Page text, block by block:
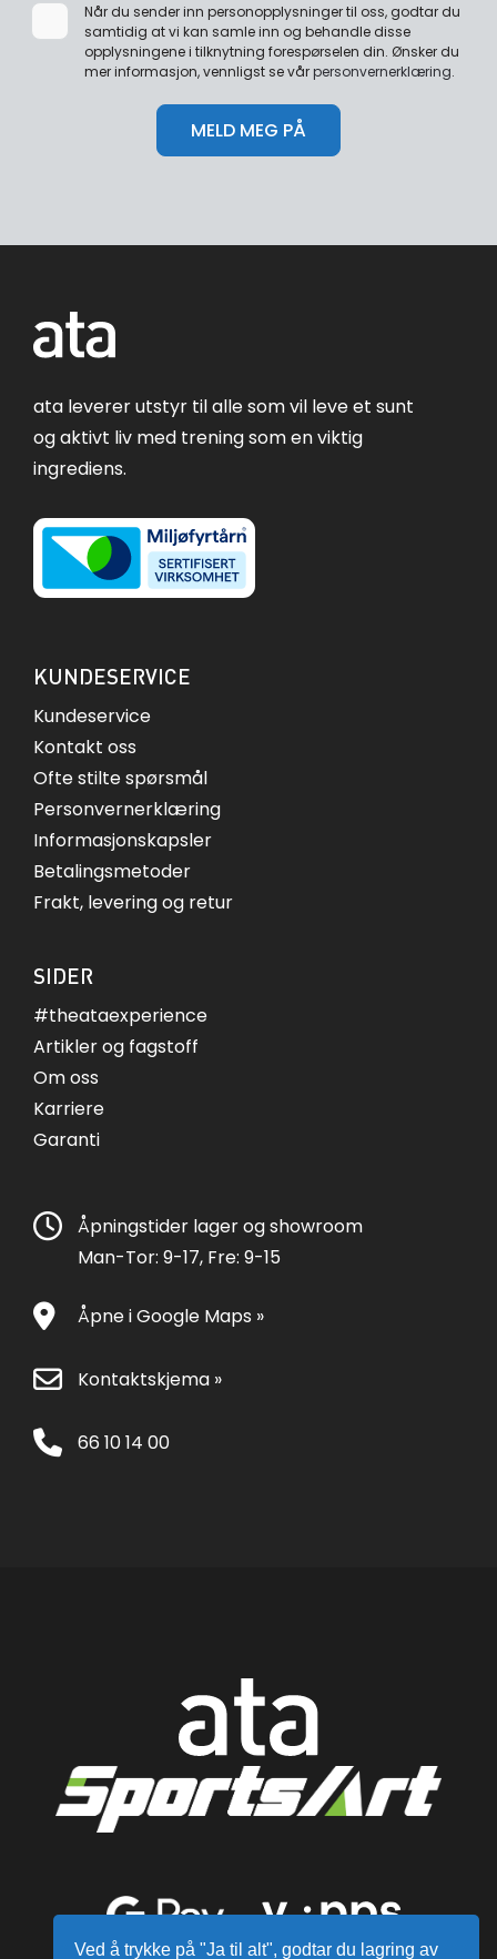
Når du sender inn personopplysninger til oss, godtar du
samtidig at vi kan samle inn og behandle disse
opplysningene i tilknytning forespørselen din. Ønsker du
mer informasjon, vennligst se vårpersonvernerklæring.
ata leverer utstyr til alle som vil leve et sunt
og aktivt liv med trening som en viktig
ingrediens.
KUNDESERVICE
Kundeservice
Kontakt oss
Ofte stilte spørsmål
Personvernerklæring
Informasjonskapsler
Betalingsmetoder
Frakt, levering og retur
SIDER
#theataexperience
Artikler og fagstoff
Om oss
Karriere
Garanti
Åpningstider lager og showroom
Man-Tor: 9-17, Fre: 9-15
Åpne i Google Maps »
Kontaktskjema »
66 10 14 00
Ved å trykke på "Ja til alt", godtar du lagring av